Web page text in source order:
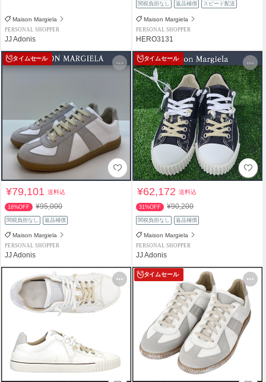
Maison Margiela
PERSONAL SHOPPER
JJ Adonis
関税負担なし 返品補償 スピード配送
Maison Margiela
PERSONAL SHOPPER
HERO3131
タイムセール
¥79,101送料込
16%OFF ¥95,000
関税負担なし 返品補償
Maison Margiela
PERSONAL SHOPPER
JJ Adonis
タイムセール
¥62,172送料込
31%OFF ¥90,200
関税負担なし 返品補償
Maison Margiela
PERSONAL SHOPPER
JJ Adonis
タイムセール